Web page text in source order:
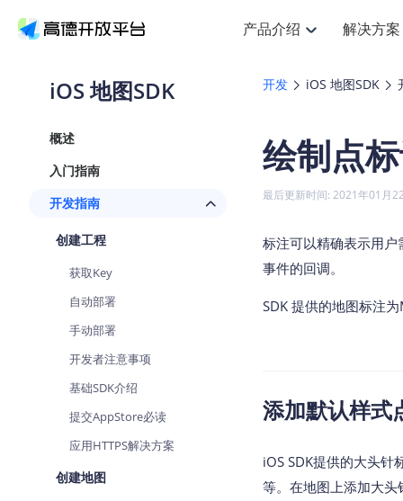
产品介绍
产品介绍 搜索定位
搜索 HOT
位置、周边、行政区、ID等查询
JS Android iOS
基于LBS的定位服务
Android
位置名称与经纬度之间转换服务
天气查询
查询目标区域当前/未来天气
智能硬件定位
通过基站、Wifi获取位置信息
解决方案
解决方案 提供LBS领域的Agent解决方案
提供智能守护与运动出行解决方
智能眼镜实时导航及智慧出行解
世界地图 NEW
合规精确的两轮车场景导航
文档与支持 API
Web高级服务API
定价 产品定价
技术服务许可
Android定位
浏览器定位
自定义地图
iOS 地图SDK
概述
入门指南
开发指南
创建工程
获取Key
自动部署
手动部署
开发者注意事项
基础SDK介绍
提交AppStore必读
应用HTTPS解决方案
创建地图
开发 iOS 地图SDK
绘制点
最后更新时间: 2021年01月
标注可以精确表示用
事件的回调。
SDK 提供的地图标注
添加默认样式
iOS SDK提供的大头
等。在地图上添加大